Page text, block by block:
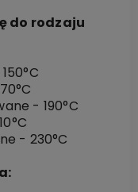
do rodzaju
- 190°C
- 230°C